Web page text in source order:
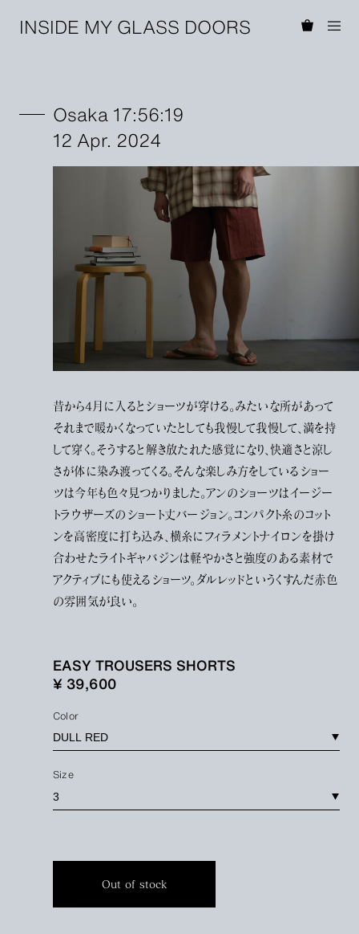
INSIDE MY GLASS DOORS
Osaka 17:56:19
12 Apr. 2024
昔から4月に入るとショーツが穿ける。みたいな所があって
それまで暖かくなっていたとしても我慢して我慢して、満を持
して穿く。そうすると解き放たれた感覚になり、快適さと涼し
さが体に染み渡ってくる。そんな楽しみ方をしているショー
ツは今年も色々見つかりました。アンのショーツはイージー
トラウザーズのショート丈バージョン。コンパクト糸のコット
ンを高密度に打ち込み、横糸にフィラメントナイロンを掛け
合わせたライトギャバジンは軽やかさと強度のある素材で
アクティブにも使えるショーツ。ダルレッドというくすんだ赤色
の雰囲気が良い。
EASY TROUSERS SHORTS
¥ 39,600
Color
Size
Out of stock